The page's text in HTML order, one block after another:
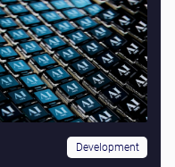
Development